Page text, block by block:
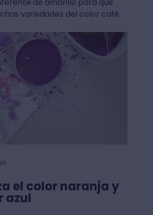
variedades del color café.
el color naranja y
azul